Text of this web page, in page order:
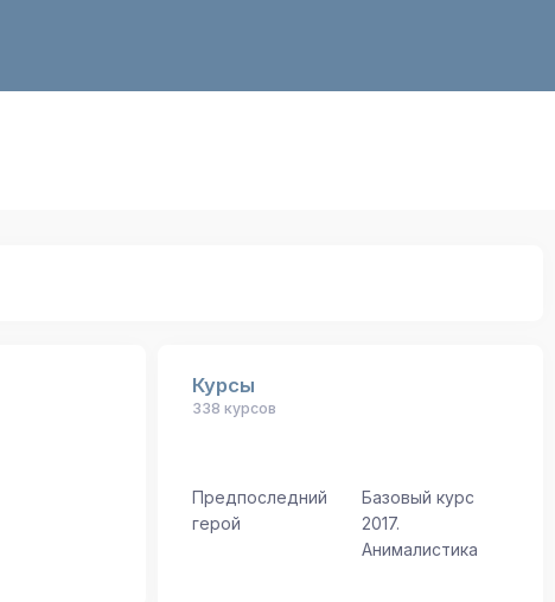
Курсы
338 курсов
Предпоследний
герой
Базовый курс
2017.
Анималистика